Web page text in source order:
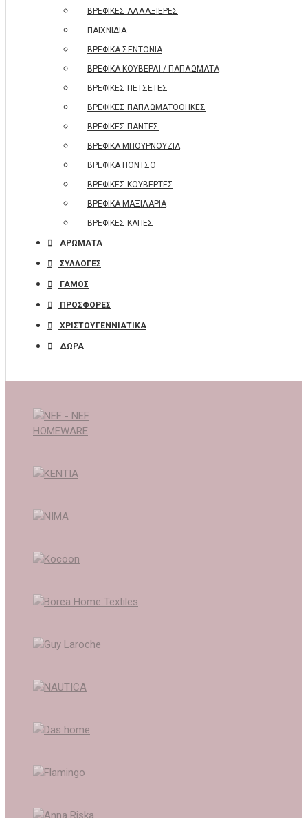
ΒΡΕΦΙΚΕΣ ΑΛΛΑΞΙΕΡΕΣ
ΠΑΙΧΝΙΔΙΑ
ΒΡΕΦΙΚΑ ΣΕΝΤΟΝΙΑ
ΒΡΕΦΙΚΑ ΚΟΥΒΕΡΛΙ / ΠΑΠΛΩΜΑΤΑ
ΒΡΕΦΙΚΕΣ ΠΕΤΣΕΤΕΣ
ΒΡΕΦΙΚΕΣ ΠΑΠΛΩΜΑΤΟΘΗΚΕΣ
ΒΡΕΦΙΚΕΣ ΠΑΝΤΕΣ
ΒΡΕΦΙΚΑ ΜΠΟΥΡΝΟΥΖΙΑ
ΒΡΕΦΙΚΑ ΠΟΝΤΣΟ
ΒΡΕΦΙΚΕΣ ΚΟΥΒΕΡΤΕΣ
ΒΡΕΦΙΚΑ ΜΑΞΙΛΑΡΙΑ
ΒΡΕΦΙΚΕΣ ΚΑΠΕΣ
ΑΡΩΜΑΤΑ
ΣΥΛΛΟΓΕΣ
ΓΑΜΟΣ
ΠΡΟΣΦΟΡΕΣ
ΧΡΙΣΤΟΥΓΕΝΝΙΑΤΙΚΑ
ΔΩΡΑ